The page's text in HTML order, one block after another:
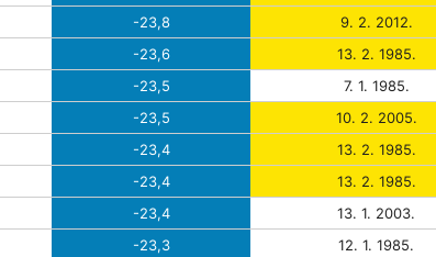
-23,8
9. 2. 2012.
-23,6
13. 2. 1985.
-23,5
7. 1. 1985.
-23,5
10. 2. 2005.
-23,4
13. 2. 1985.
-23,4
13. 2. 1985.
-23,4
13. 1. 2003.
-23,3
12. 1. 1985.